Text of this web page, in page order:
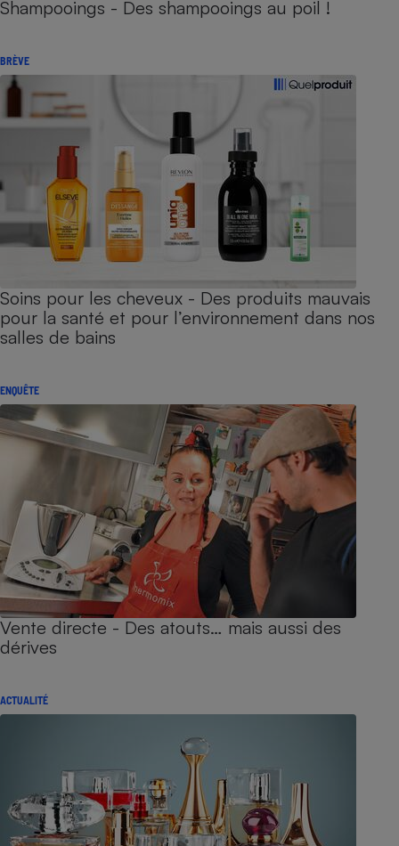
Shampooings - Des shampooings au poil !
BRÈVE
Soins pour les cheveux - Des produits mauvais
pour la santé et pour l’environnement dans nos
salles de bains
ENQUÊTE
Vente directe - Des atouts… mais aussi des
dérives
ACTUALITÉ